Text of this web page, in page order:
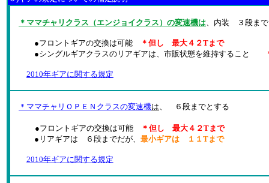
＊ママチャリクラス（エンジョイクラス）の変速機は、内装 ３段まで
●フロントギアの交換は可能
＊但し 最大４２Tまで
●シングルギアクラスのリアギアは、市販状態を維持すること
2010年ギアに関する規定
＊ママチャリＯＰＥＮクラスの変速機は、 ６段までとする
●フロントギアの交換は可能
＊但し 最大４２Tまで
●リアギアは ６段までだが、 最小ギアは １１Tまで
2010年ギアに関する規定